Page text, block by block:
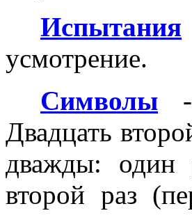
Испытания
усмотрение.
Символы -
Двадцать
дважды: один
второй раз